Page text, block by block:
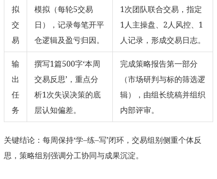
拟
交
易
模拟（每轮5交易
日），记录每笔开平
仓逻辑及盈亏归因。
1次团队联合交易，指定
1人主操盘、2人风控、1
人记录，形成交易日志。
输
出
任
务
撰写1篇500字‘本周
交易反思’，重点分
析1次失误决策的底
层认知偏差。
完成策略报告第一部分
（市场研判与标的筛选逻
辑），由组长统稿并组织
内部评审。
关键结论：每周保持‘学–练–写’闭环，交易组别侧重个体反
思，策略组别强调分工协同与成果沉淀。